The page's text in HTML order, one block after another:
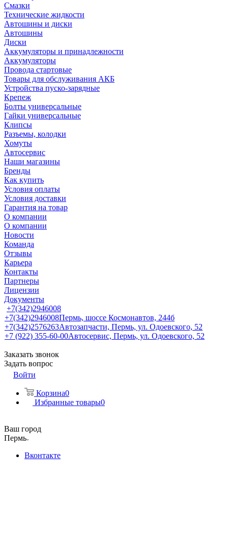
Смазки
Технические жидкости
Автошины и диски
Автошины
Диски
Аккумуляторы и принадлежности
Аккумуляторы
Провода стартовые
Товары для обслуживания АКБ
Устройства пуско-зарядные
Крепеж
Болты универсальные
Гайки универсальные
Клипсы
Разъемы, колодки
Хомуты
Автосервис
Наши магазины
Бренды
Как купить
Условия оплаты
Условия доставки
Гарантия на товар
О компании
О компании
Новости
Команда
Отзывы
Карьера
Контакты
Партнеры
Лицензии
Документы
+7(342)2946008
+7(342)2946008Пермь, шоссе Космонавтов, 244б
+7(342)2576263Автозапчасти, Пермь, ул. Одоевского, 52
+7 (922) 355-60-00Автосервис, Пермь, ул. Одоевского, 52
Заказать звонок
Задать вопрос
Войти
Корзина0
Избранные товары0
Ваш город
Пермь
Вконтакте